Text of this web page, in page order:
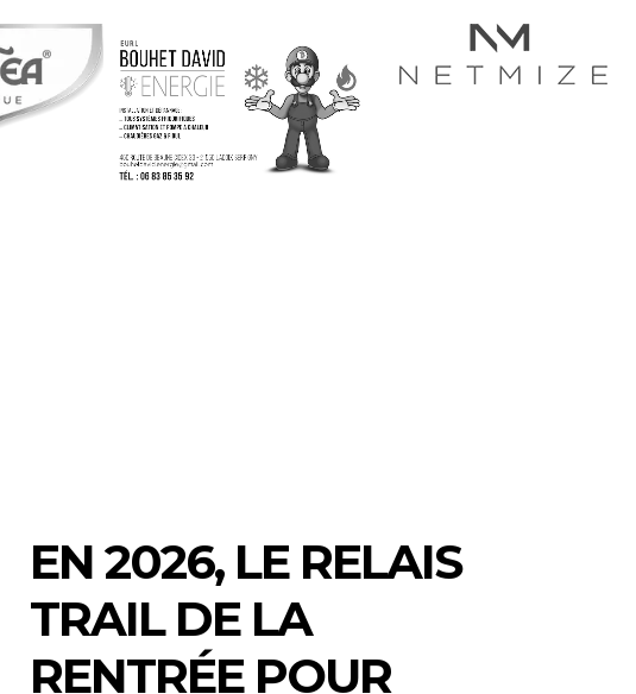
EN 2026, LE RELAIS
TRAIL DE LA
RENTRÉE POUR